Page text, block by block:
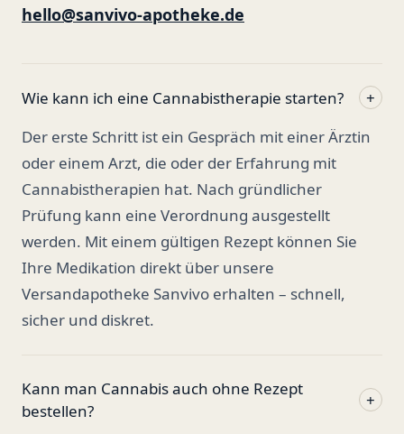
hello@sanvivo-apotheke.de
Wie kann ich eine Cannabistherapie starten?
+
Der erste Schritt ist ein Gespräch mit einer Ärztin
oder einem Arzt, die oder der Erfahrung mit
Cannabistherapien hat. Nach gründlicher
Prüfung kann eine Verordnung ausgestellt
werden. Mit einem gültigen Rezept können Sie
Ihre Medikation direkt über unsere
Versandapotheke Sanvivo erhalten – schnell,
sicher und diskret.
Kann man Cannabis auch ohne Rezept
bestellen?
+